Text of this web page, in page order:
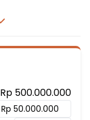
Rp 500.000.000